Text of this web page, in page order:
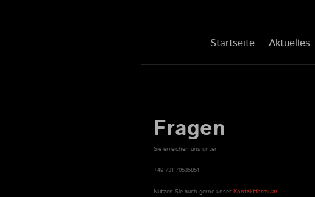
Startseite Aktuelles
Fragen
Sie erreichen uns unter:
+49 731 70535851
Nutzen Sie auch gerne unser Kontaktformular.